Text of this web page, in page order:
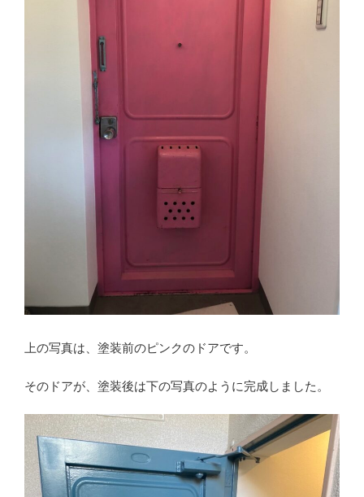
上の写真は、塗装前のピンクのドアです。
そのドアが、塗装後は下の写真のように完成しました。